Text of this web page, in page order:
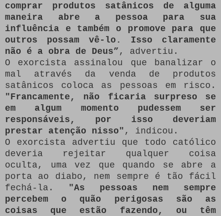
comprar produtos satânicos de alguma
maneira abre a pessoa para sua
influência e também o promove para que
outros possam vê-lo. Isso claramente
não é a obra de Deus” , advertiu.
O exorcista assinalou que banalizar o
mal através da venda de produtos
satânicos coloca as pessoas em risco.
"Francamente, não ficaria surpreso se
em algum momento pudessem ser
responsáveis, por isso deveriam
prestar atenção nisso" , indicou.
O exorcista advertiu que todo católico
deveria rejeitar qualquer coisa
oculta, uma vez que quando se abre a
porta ao diabo, nem sempre é tão fácil
fechá-la. "As pessoas nem sempre
percebem o quão perigosas são as
coisas que estão fazendo, ou têm